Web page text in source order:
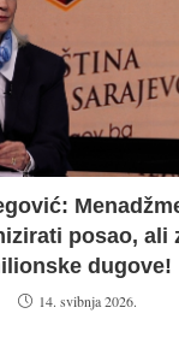
posao, ali
dugove!
14. svibnja 2026.